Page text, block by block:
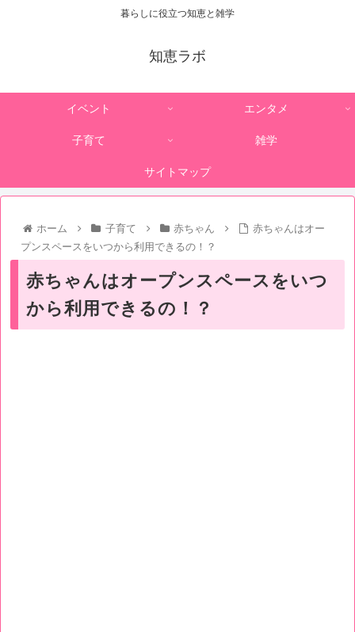
暮らしに役立つ知恵と雑学
知恵ラボ
イベント エンタメ
子育て 雑学
サイトマップ
ホーム 子育て 赤ちゃん
赤ちゃんはオー
プンスペースをいつから利用できるの！？
赤ちゃんはオープンスペースをいつ
から利用できるの！？